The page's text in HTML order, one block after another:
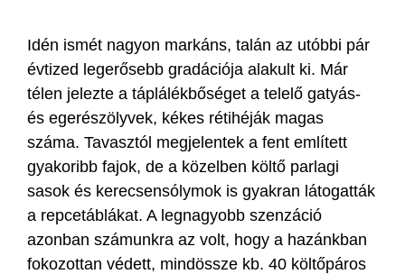
Idén ismét nagyon markáns, talán az utóbbi pár
évtized legerősebb gradációja alakult ki. Már
télen jelezte a táplálékbőséget a telelő gatyás-
és egerészölyvek, kékes rétihéják magas
száma. Tavasztól megjelentek a fent említett
gyakoribb fajok, de a közelben költő parlagi
sasok és kerecsensólymok is gyakran látogatták
a repcetáblákat. A legnagyobb szenzáció
azonban számunkra az volt, hogy a hazánkban
fokozottan védett, mindössze kb. 40 költőpáros